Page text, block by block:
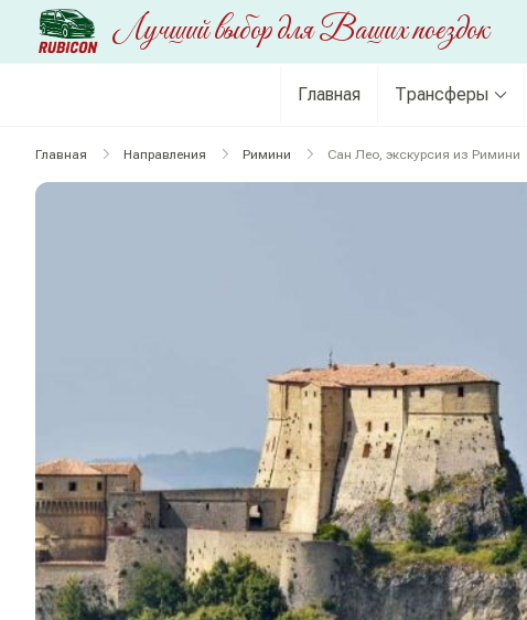
Перейти
RUBICON
Лучший выбор для Ваших поездок
Главная Трансферы
Главная Направления Римини Сан Лео, экскурсия из Римини